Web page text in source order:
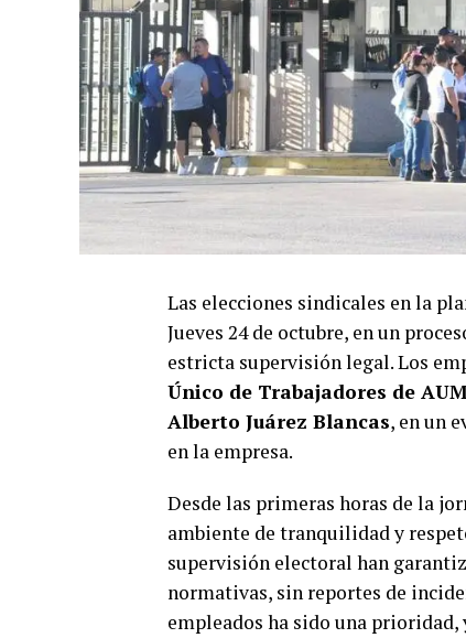
Las elecciones sindicales en la
Jueves 24 de octubre, en un
estricta supervisión legal. Los
Único de Trabajadores de
Alberto Juárez Blancas, en un
en la empresa.
Desde las primeras horas de la
ambiente de tranquilidad y
supervisión electoral han
normativas, sin reportes de
empleados ha sido una